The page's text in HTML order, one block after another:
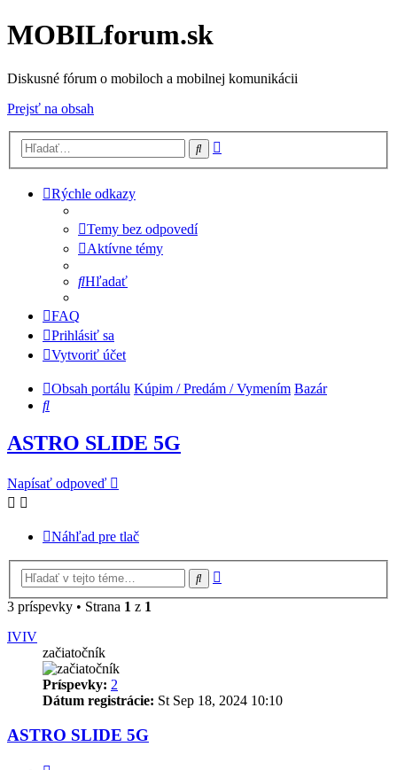
MOBILforum.sk
Diskusné fórum o mobiloch a mobilnej komunikácii
Prejsť na obsah
Hľadať
Rýchle odkazy
Temy bez odpovedí
Aktívne témy
Hľadať
FAQ
Prihlásiť sa
Vytvoriť účet
Obsah portálu Kúpim / Predám / Vymením Bazár
Hľadať
ASTRO SLIDE 5G
Napísať odpoveď
Náhľad pre tlač
Hľadať
3 príspevky • Strana 1 z 1
IVIV
začiatočník
Príspevky: 2
Dátum registrácie: St Sep 18, 2024 10:10
ASTRO SLIDE 5G